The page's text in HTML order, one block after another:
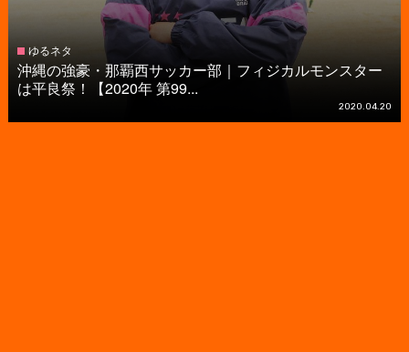
ゆるネタ
沖縄の強豪・那覇西サッカー部｜フィジカルモンスター
は平良祭！【2020年 第99...
2020.04.20